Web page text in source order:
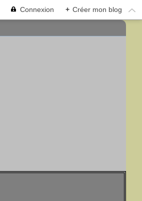
Connexion + Créer mon blog